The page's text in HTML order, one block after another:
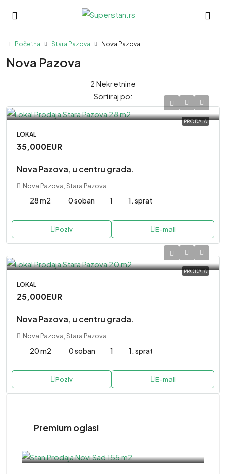
Početna Stara Pazova Nova Pazova
Nova Pazova
2 Nekretnine
Sortiraj po:
PRODAJA
LOKAL
35,000EUR
Nova Pazova, u centru grada.
Nova Pazova, Stara Pazova
28 m2 0 soban 1 1. sprat
Poziv E-mail
PRODAJA
LOKAL
25,000EUR
Nova Pazova, u centru grada.
Nova Pazova, Stara Pazova
20 m2 0 soban 1 1. sprat
Poziv E-mail
Premium oglasi